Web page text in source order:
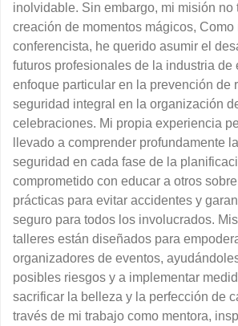
inolvidable. Sin embargo, mi misión no
creación de momentos mágicos, Como
conferencista, he querido asumir el
futuros profesionales de la industria de
enfoque particular en la prevención de
seguridad integral en la organización
celebraciones. Mi propia experiencia
llevado a comprender profundamente
seguridad en cada fase de la
comprometido con educar a otros
prácticas para evitar accidentes y
seguro para todos los involucrados.
talleres están diseñados para
organizadores de eventos,
posibles riesgos y a implementar
sacrificar la belleza y la perfección de
través de mi trabajo como mentora,